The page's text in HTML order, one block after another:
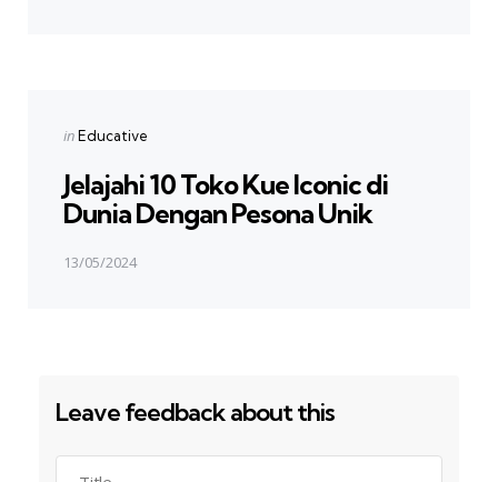
Posted
inEducative
Jelajahi 10 Toko Kue Iconic di
Dunia Dengan Pesona Unik
13/05/2024
Leave feedback about this